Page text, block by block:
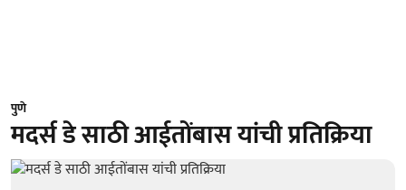
पुणे
मदर्स डे साठी आईतोंबास यांची प्रतिक्रिया